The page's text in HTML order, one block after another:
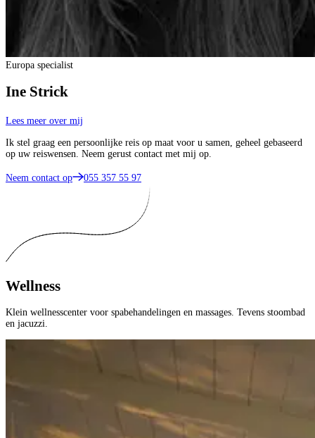
Europa specialist
Ine Strick
Lees meer over mij
Ik stel graag een persoonlijke reis op maat voor u samen, geheel gebaseerd
op uw reiswensen. Neem gerust contact met mij op.
Neem contact op 055 357 55 97
Wellness
Klein wellnesscenter voor spabehandelingen en massages. Tevens stoombad
en jacuzzi.